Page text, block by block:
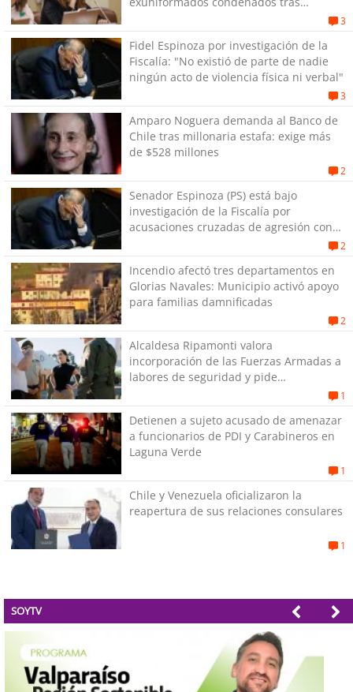
3
Fidel Espinoza por investigación de la
Fiscalía: "No existió de parte de nadie
ningún acto de violencia física ni verbal"
3
Amparo Noguera demanda al Banco de
Chile tras millonaria estafa: exige más
de $528 millones
2
Senador Espinoza (PS) está bajo
investigación de la Fiscalía por
acusaciones cruzadas de agresión con
2
Incendio afectó tres departamentos en
Glorias Navales: Municipio activó apoyo
para familias damnificadas
2
Alcaldesa Ripamonti valora
incorporación de las Fuerzas Armadas a
labores de seguridad y pide
1
Detienen a sujeto acusado de amenazar
a funcionarios de PDI y Carabineros en
Laguna Verde
1
Chile y Venezuela oficializaron la
reapertura de sus relaciones consulares
1
SOYTV